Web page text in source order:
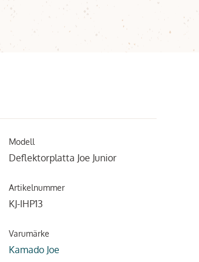
Modell
Deflektorplatta Joe Junior
Artikelnummer
KJ-IHP13
Varumärke
Kamado Joe